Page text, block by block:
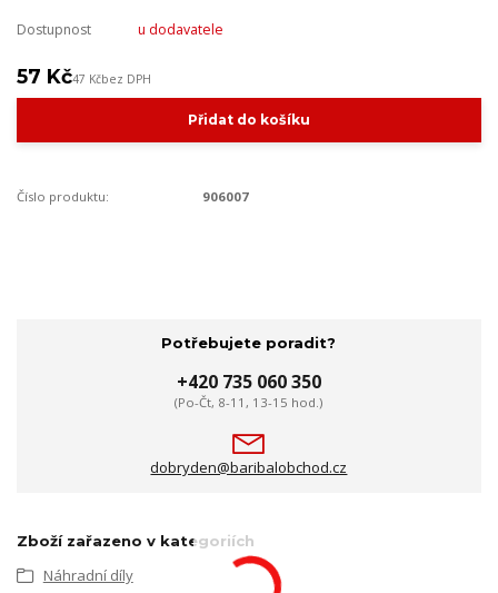
Dostupnost u dodavatele
57 Kč47 Kčbez DPH
Přidat do košíku
Číslo produktu: 906007
Potřebujete poradit?
+420 735 060 350
(Po-Čt, 8-11, 13-15 hod.)
dobryden@baribalobchod.cz
Zboží zařazeno v kategoriích
Náhradní díly